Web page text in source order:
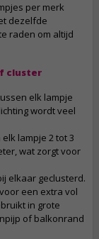
per merk
dezelfde
raden om altijd
cluster
elk lampje
wordt veel
lampje 2 tot 3
wat zorgt voor
elkaar geclusterd.
een extra vol
in grote
of balkonrand